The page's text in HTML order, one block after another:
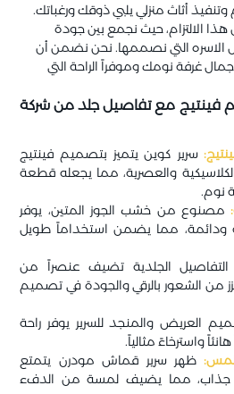
أثاث منزلي يلبي ذوقك ورغباتك.
هذا الالتزام، حيث نجمع بين جودة
كل الاسره التي نصممها. نحن نضمن أن
غرفة نومك وموفراً الراحة التي
فينتيج مع تفاصيل جلد من شركة
سرير كوين يتميز بتصميم فينتيج
والعصرية، مما يجعله قطعة
نوم.
مصنوع من خشب الجوز المتين، يوفر
ودائمة، مما يضمن استخداماً طويل
التفاصيل الجلدية تضيف عنصراً من
من الشعور بالرقي والجودة في تصميم
العريض والمنجد للسرير يوفر راحة
واسترخاءً مثالياً.
ظهر سرير قماش مودرن يتمتع
مما يضيف لمسة من الدفء